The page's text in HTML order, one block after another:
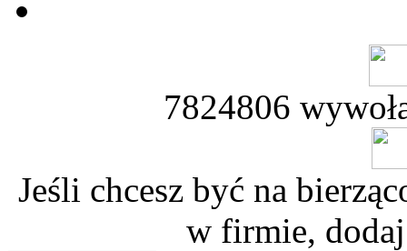
7824806
Jeśli chcesz być na
w firmie,